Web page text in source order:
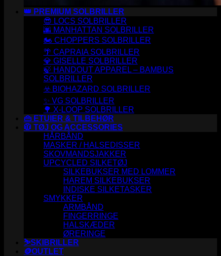
👑 PREMIUM SOLBRILLER
😎 LOCS SOLBRILLER
🌆 MANHATTAN SOLBRILLER
🏍️ CHOPPERS SOLBRILLER
🌴 CAPRAIA SOLBRILLER
💎 GISELLE SOLBRILLER
🍃 HANDOUT APPAREL – BAMBUS
SOLBRILLER
☣️ BIOHAZARD SOLBRILLER
✨ VG SOLBRILLER
🌳 X-LOOP SOLBRILLER
👜 ETUIER & TILBEHØR
🧥 TØJ OG ACCESSORIES
HÅRBÅND
MASKER / HALSEDISSER
SKOVMANDSJAKKER
UPCYCLED SILKETØJ
SILKEBUKSER MED LOMMER
HAREM SILKEBUKSER
INDISKE SILKETASKER
SMYKKER
ARMBÅND
FINGERRINGE
HALSKÆDER
ØRERINGE
⛷️SKIBRILLER
🪙OUTLET